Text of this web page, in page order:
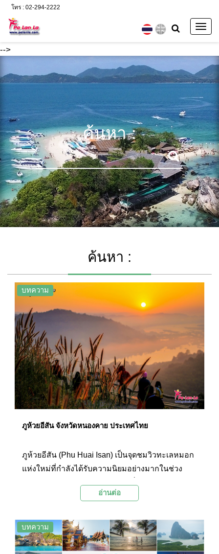
-->
โทร : 02-294-2222
ค้นหา :
ค้นหา :
บทความ
ภูห้วยอีสัน จังหวัดหนองคาย ประเทศไทย
ภูห้วยอีสัน (Phu Huai Isan) เป็นจุดชมวิวทะเลหมอก
แห่งใหม่ที่กำลังได้รับความนิยมอย่างมากในช่วง
หมอกลอยละล่องเหนือสายน้ำโขง และขุนเขาสลับ
เที่ยวไม่ควรพลาดเมื่อมาจังหวัดหนองคาย
อ่านต่อ
บทความ